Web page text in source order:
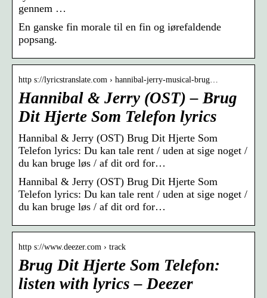
gennem …
En ganske fin morale til en fin og iørefaldende
popsang.
http s://lyricstranslate.com › hannibal-jerry-musical-brug…
Hannibal & Jerry (OST) – Brug
Dit Hjerte Som Telefon lyrics
Hannibal & Jerry (OST) Brug Dit Hjerte Som
Telefon lyrics: Du kan tale rent / uden at sige noget /
du kan bruge løs / af dit ord for…
Hannibal & Jerry (OST) Brug Dit Hjerte Som
Telefon lyrics: Du kan tale rent / uden at sige noget /
du kan bruge løs / af dit ord for…
http s://www.deezer.com › track
Brug Dit Hjerte Som Telefon:
listen with lyrics – Deezer